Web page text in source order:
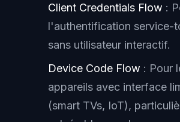
Client Credentials Flow :
l'authentification service-
sans utilisateur interactif.
Device Code Flow : Pour
appareils avec interface
(smart TVs, IoT),